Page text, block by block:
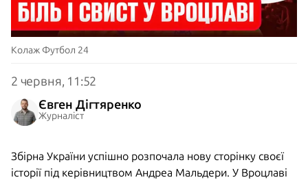
Колаж Футбол 24
2 червня, 11:52
Євген Дігтяренко
Журналіст
Збірна України успішно розпочала нову сторінку своєї
історії під керівництвом Андреа Мальдери. У Вроцлаві